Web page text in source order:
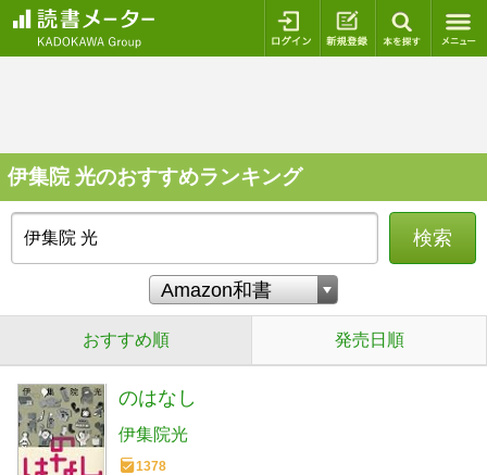
ログイン 新規登録
伊集院 光のおすすめランキング
検索
おすすめ順 発売日順
のはなし
伊集院光
1378